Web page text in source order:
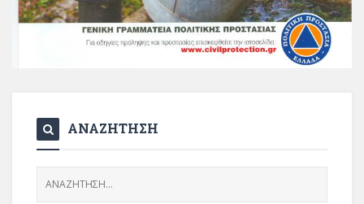
ΑΝΑΖΗΤΗΣΗ